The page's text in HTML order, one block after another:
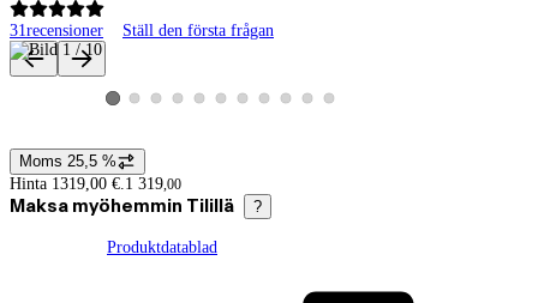
31recensioner Ställ den första frågan
Produktbilder och videor
Visa produktbild 1
Visa produktbild 2
Visa produktbild 3
Visa produktbild 4
Visa produktbild 5
Visa produktbild 6
Visa produktbild 7
Visa produktbild 8
Visa produktbild 9
Visa produktbild 10
Visa produktbild 11
Prisinformation
Moms 25,5 %
Hinta 1319,00 €. 1 319,00
Maksa myöhemmin Tilillä ?
Produktdatablad